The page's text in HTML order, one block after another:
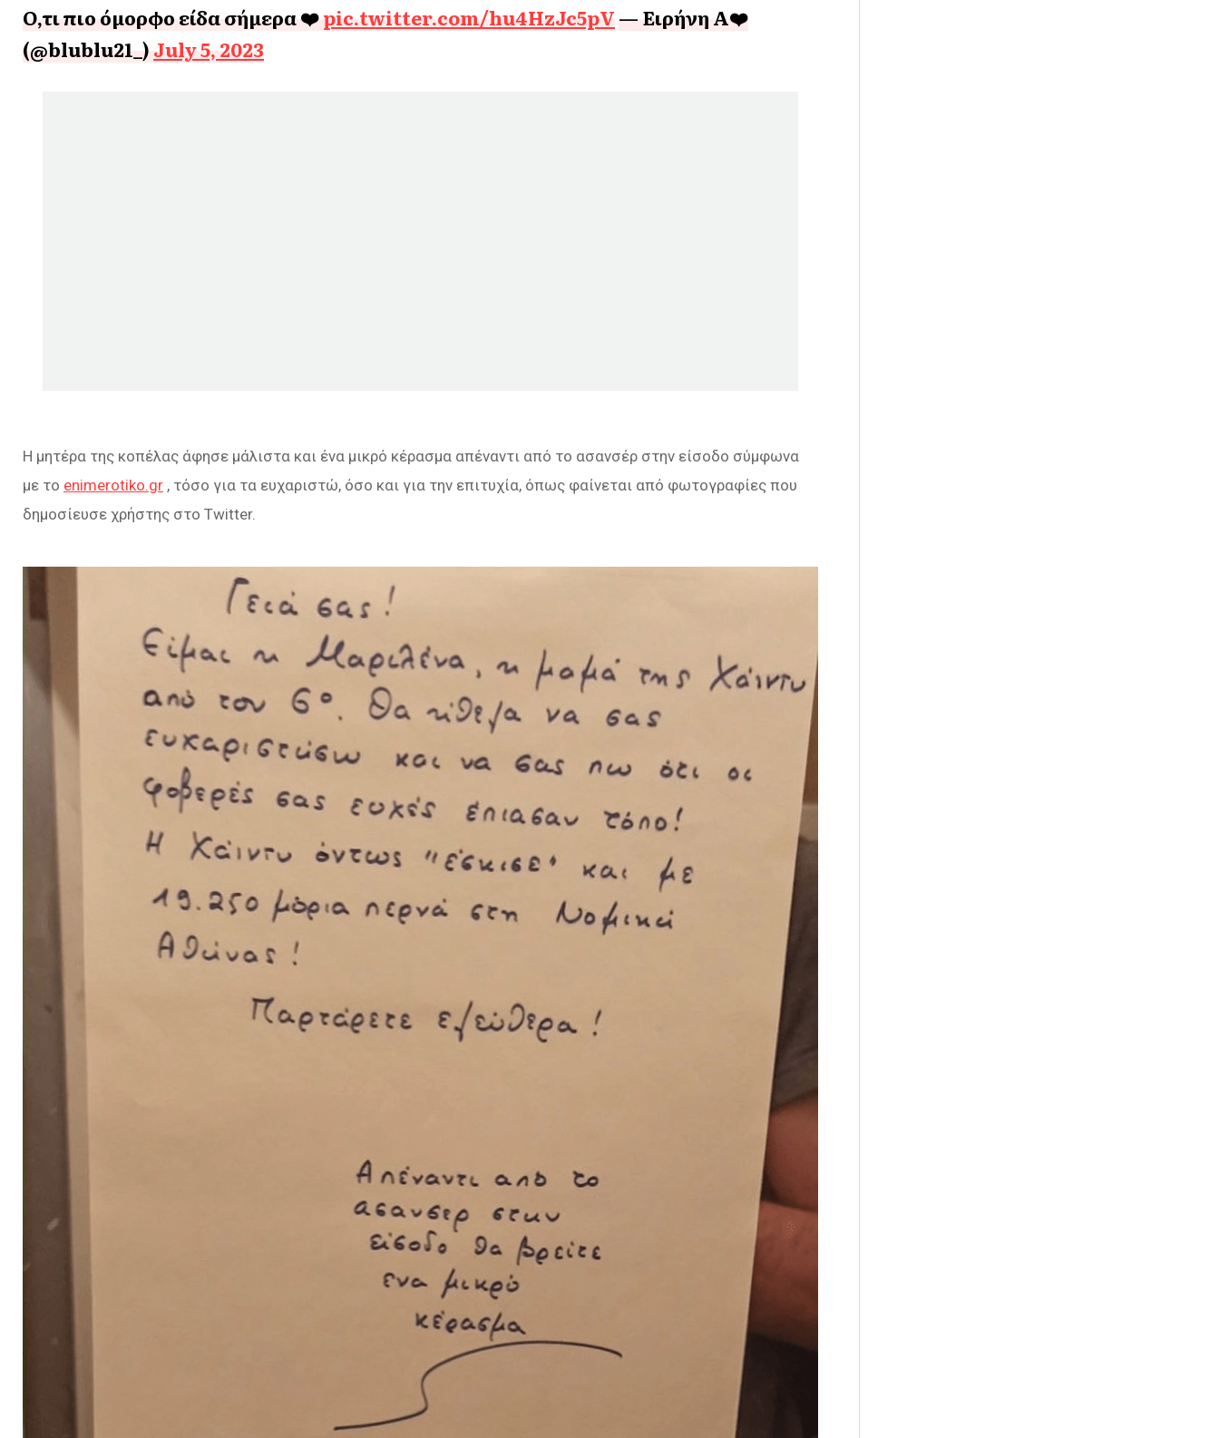
Ο,τι πιο όμορφο είδα σήμερα ❤️pic.twitter.com/hu4HzJc5pV— Ειρήνη A❤️
(@blublu21_)July 5, 2023
Η μητέρα της κοπέλας άφησε μάλιστα και ένα μικρό κέρασμα απέναντι από το ασανσέρ στην είσοδο σύμφωνα
με το enimerotiko.gr , τόσο για τα ευχαριστώ, όσο και για την επιτυχία, όπως φαίνεται από φωτογραφίες που
δημοσίευσε χρήστης στο Twitter.